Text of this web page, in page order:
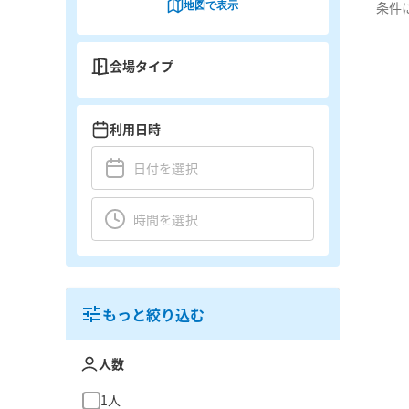
条件
地図で表示
会場タイプ
利用日時
もっと絞り込む
人数
1人